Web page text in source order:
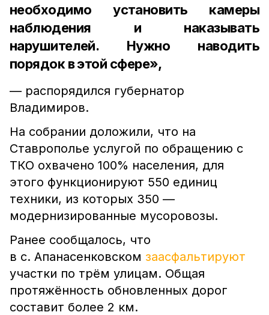
необходимо установить камеры
наблюдения и наказывать
нарушителей. Нужно наводить
порядок в этой сфере»,
— распорядился губернатор
Владимиров.
На собрании доложили, что на
Ставрополье услугой по обращению с
ТКО охвачено 100% населения, для
этого функционируют 550 единиц
техники, из которых 350 —
модернизированные мусоровозы.
Ранее сообщалось, что
в с. Апанасенковском заасфальтируют
участки по трём улицам. Общая
протяжённость обновленных дорог
составит более 2 км.